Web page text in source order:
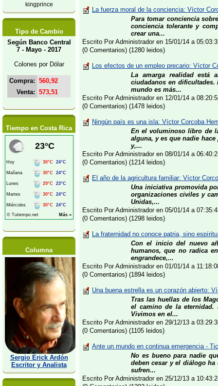
kingprince
Tipo de Cambio
Según Banco Central
7 - Mayo - 2017
Colones por Dólar
Compra: 560,92
Venta: 573,51
Tiempo en Costa Rica
Columna
Sergio Erick Ardón
Escritor y Analista
La fuerza moral de la conciencia: Víctor
Para tomar conciencia
conciencia tolerante y
crear una...
Escrito Por Administrador en 15/01/14 a
(0 Comentarios) (1280 leidos)
Los efectos de un empleo precario: Víctor
La amarga realidad está
ciudadanos en
mundo es más...
Escrito Por Administrador en 12/01/14 a
(0 Comentarios) (1478 leidos)
Ningún país es una isla: Víctor Corcoba
En el voluminoso libro de
alguna, y es que nadie
y,...
Escrito Por Administrador en 08/01/14 a
(0 Comentarios) (1214 leidos)
El año de la agricultura familiar: Víctor
Una iniciativa promovida
organizaciones civiles y
Unidas,...
Escrito Por Administrador en 05/01/14 a
(0 Comentarios) (1298 leidos)
La fraternidad no conoce patria, sino
Con el inicio del nuevo
humanos, que no radica
engrandece,...
Escrito Por Administrador en 01/01/14 a
(0 Comentarios) (1894 leidos)
Una buena estrella es un corazón abierto:
Tras las huellas de los
el camino de la eternidad.
Vivimos en el...
Escrito Por Administrador en 29/12/13 a
(0 Comentarios) (1105 leidos)
Ante un mundo en continua emergencia -
No es bueno para nadie
deben cesar y el diálogo
sufren...
Escrito Por Administrador en 25/12/13 a